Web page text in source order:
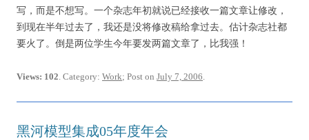
写，而是不想写。一个杂志年初就说已经接收一篇文章让修改，
到现在半年过去了，我还是没将修改稿给拿过去。估计杂志社都
要火了。倒是两位学生今年要发两篇文章了，比我强！
Views: 102. Category: Work; Post on July 7, 2006.
黑河模型集成05年度年会